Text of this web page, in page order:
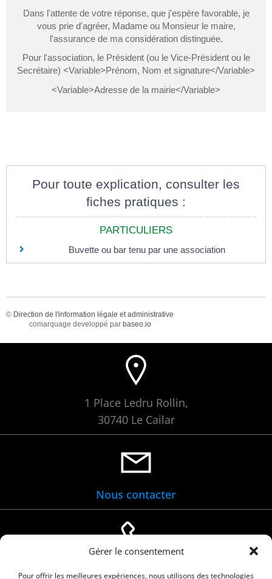
Gérer le consentement
Pour offrir les meilleures expériences, nous utilisons des technologies
Dans l'attente de votre réponse, que j'espère favorable, je
vous prie d'agréer, Madame ou Monsieur le maire,
l'assurance de ma considération distinguée.
Pour l'association, le Président (ou le Vice-Président ou le
Secrétaire) <Variable>Prénom, Nom et signature</Variable>
<Variable>Adresse de la mairie</Variable>
Pour toute explication, consulter les
fiches pratiques :
PARTICULIERS
Buvette ou bar tenu par une association
© Direction de l'information légale et administrative
comarquage developpé par baseo.io
1 Place Ledru Rollin,
30740 Le Cailar
Nous contacter
04 66 88 01 05